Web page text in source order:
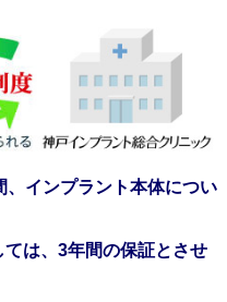
、インプラント本体につい
は、3年間の保証とさせ